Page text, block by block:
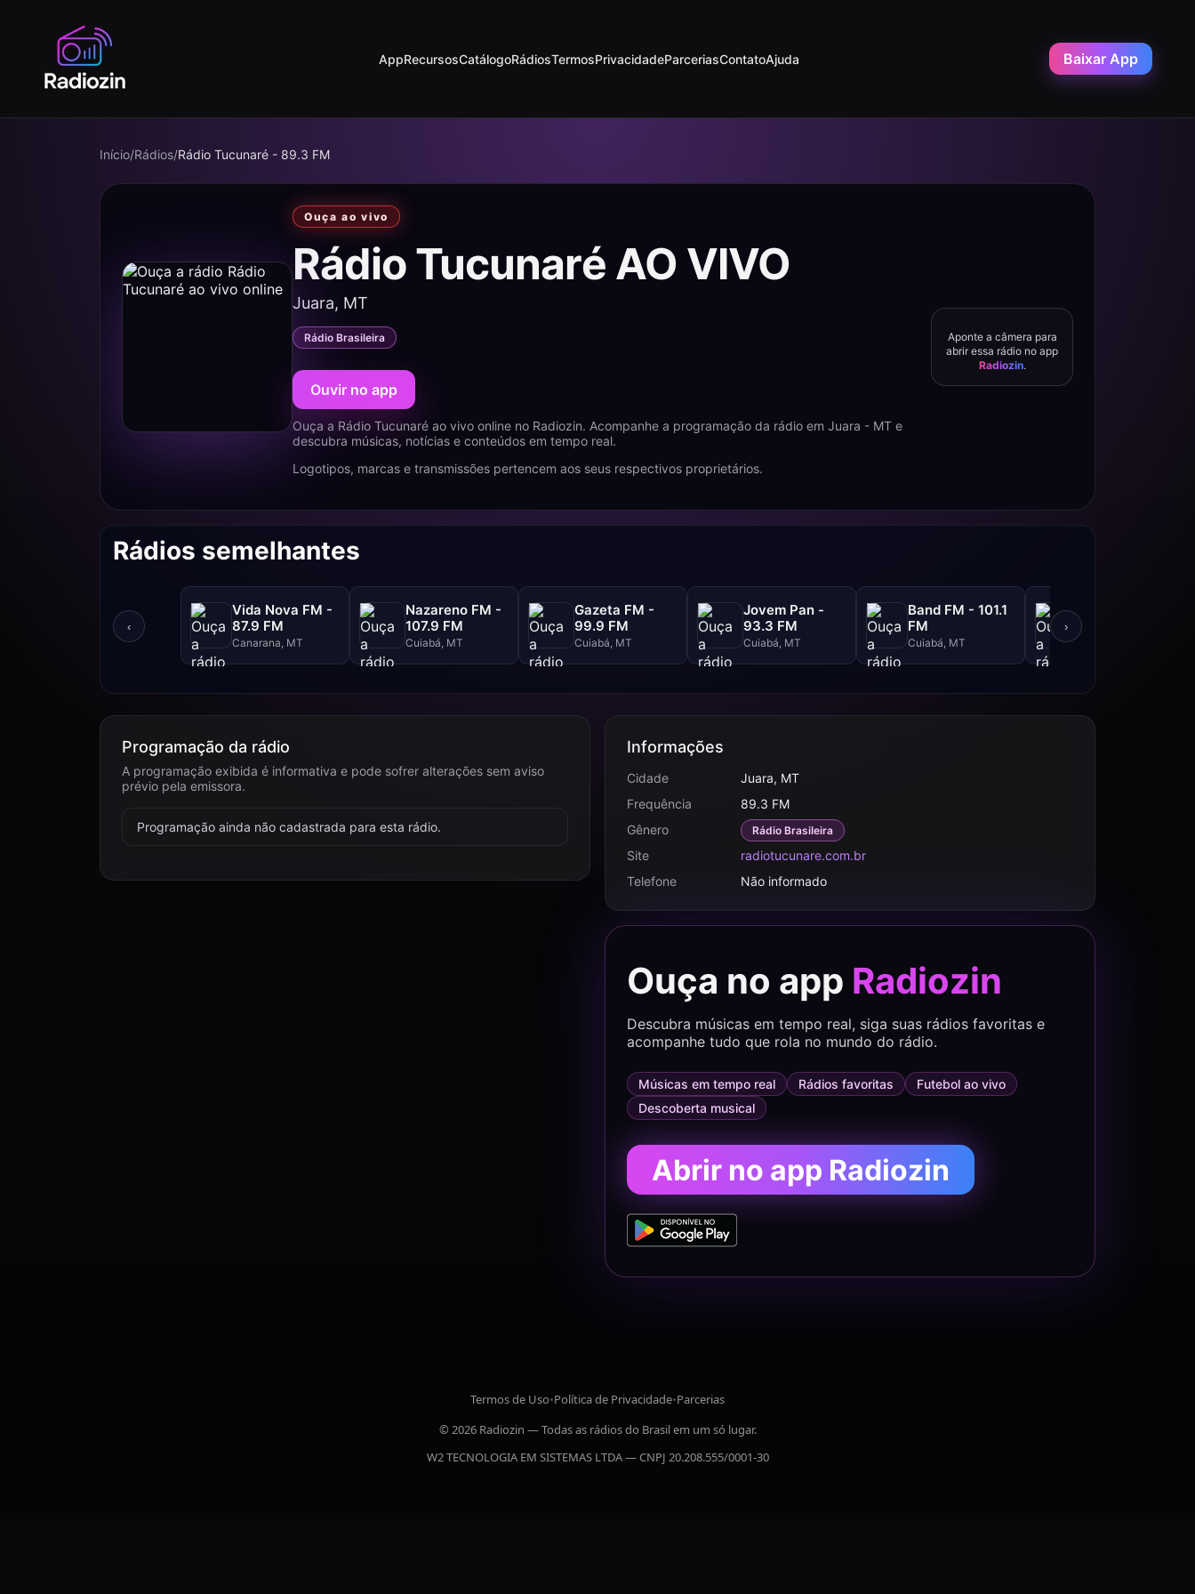
AppRecursosCatálogoRádiosTermosPrivacidadeParceriasContatoAjuda Baixar App
Início/Rádios/Rádio Tucunaré - 89.3 FM
Ouça ao vivo
Rádio Tucunaré AO VIVO
Juara, MT
Rádio Brasileira
Ouvir no app
Ouça a Rádio Tucunaré ao vivo online no Radiozin. Acompanhe a programação da rádio em Juara - MT e
descubra músicas, notícias e conteúdos em tempo real.
Logotipos, marcas e transmissões pertencem aos seus respectivos proprietários.
Aponte a câmera para
abrir essa rádio no app
Radiozin.
Rádios semelhantes
‹
Vida Nova FM -
87.9 FM
Canarana, MT
Nazareno FM -
107.9 FM
Cuiabá, MT
Gazeta FM -
99.9 FM
Cuiabá, MT
Jovem Pan -
93.3 FM
Cuiabá, MT
Band FM - 101.1
FM
Cuiabá, MT
87.9 FM
Sinop, MT
›
Programação da rádio
A programação exibida é informativa e pode sofrer alterações sem aviso
prévio pela emissora.
Programação ainda não cadastrada para esta rádio.
Informações
Cidade
Juara, MT
Frequência
89.3 FM
Gênero
Rádio Brasileira
Site
radiotucunare.com.br
Telefone
Não informado
Ouça no app Radiozin
Descubra músicas em tempo real, siga suas rádios favoritas e
acompanhe tudo que rola no mundo do rádio.
Músicas em tempo real Rádios favoritas
Futebol ao vivo
Descoberta musical
Abrir no app Radiozin
Termos de Uso•Política de Privacidade•Parcerias
© 2026 Radiozin — Todas as rádios do Brasil em um só lugar.
W2 TECNOLOGIA EM SISTEMAS LTDA — CNPJ 20.208.555/0001-30